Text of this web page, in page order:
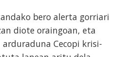
bero alerta gorriari
diote oraingoan, eta
Cecopi krisi-